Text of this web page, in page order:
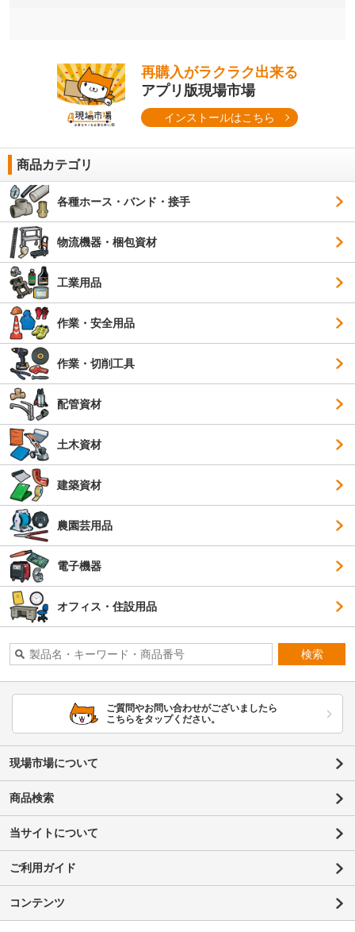
再購入がラクラク出来る
アプリ版現場市場
インストールはこちら
商品カテゴリ
各種ホース・バンド・接手
物流機器・梱包資材
工業用品
作業・安全用品
作業・切削工具
配管資材
土木資材
建築資材
農園芸用品
電子機器
オフィス・住設用品
検索
ご質問やお問い合わせがございましたら
こちらをタップください。
現場市場について
商品検索
当サイトについて
ご利用ガイド
コンテンツ